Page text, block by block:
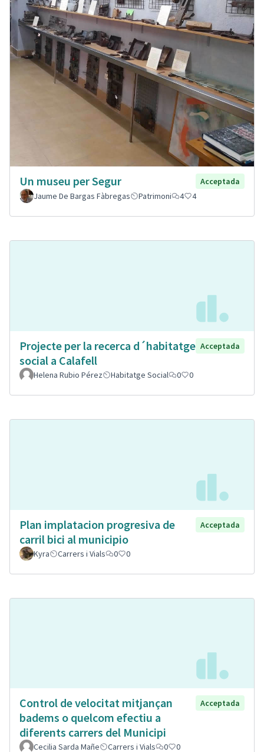
Un museu per Segur
Acceptada
Jaume De Bargas Fàbregas
Patrimoni 4 4
Projecte per la recerca d´habitatge
social a Calafell
Acceptada
Helena Rubio Pérez Habitatge Social 0 0
Plan implatacion progresiva de
carril bici al municipio
Acceptada
Kyra Carrers i Vials 0 0
Control de velocitat mitjançan
badems o quelcom efectiu a
diferents carrers del Municipi
Acceptada
Cecilia Sarda Mañe Carrers i Vials 0 0